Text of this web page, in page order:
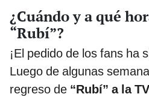
¿Cuándo y a qué
“Rubí”?
¡El pedido de los fans ha
Luego de algunas
regreso de “Rubí” a la